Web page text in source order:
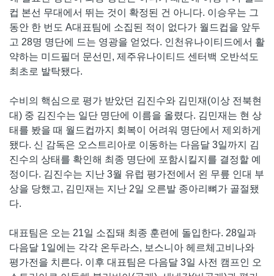
컵 본선 무대에서 뛰는 것이 확정된 건 아니다. 이승우는 그
동안 한 번도 A대표팀에 소집된 적이 없다가 월드컵을 앞두
고 28명 명단에 드는 영광을 얻었다. 인천유나이티드에서 활
약하는 미드필더 문선민, 제주유나이티드 센터백 오반석도
최초로 발탁됐다.
수비의 핵심으로 평가 받았던 김진수와 김민재(이상 전북현
대) 중 김진수는 일단 명단에 이름을 올렸다. 김민재는 현 상
태를 봤을 때 월드컵까지 회복이 어려워 명단에서 제외하게
됐다. 신 감독은 오스트리아로 이동하는 다음달 3일까지 김
진수의 상태를 확인해 최종 명단에 포함시킬지를 결정할 예
정이다. 김진수는 지난 3월 유럽 평가전에서 왼 무릎 인대 부
상을 당했고, 김민재는 지난 2일 오른발 종아리뼈가 골절됐
다.
대표팀은 오는 21일 소집돼 최종 훈련에 돌입한다. 28일과
다음달 1일에는 각각 온두라스, 보스니아 헤르체고비나와
평가전을 치른다. 이후 대표팀은 다음달 3일 사전 캠프인 오